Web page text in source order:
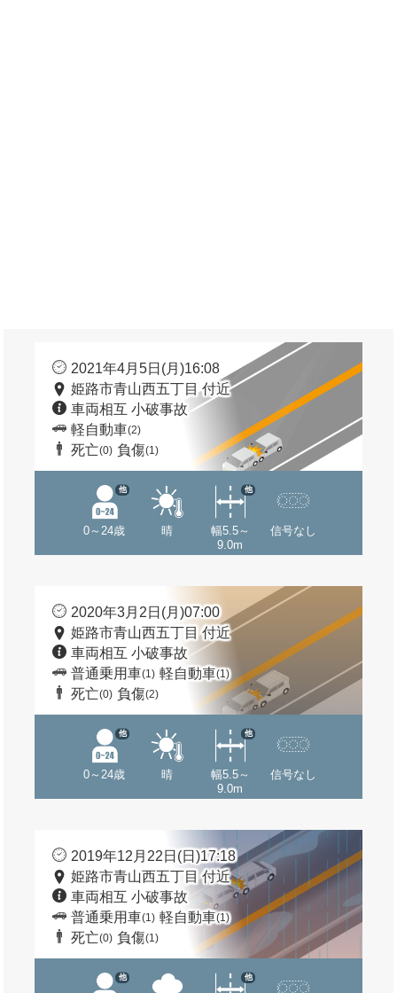
2021年4月5日(月)16:08
姫路市青山西五丁目 付近
車両相互 小破事故
軽自動車(2)
死亡(0) 負傷(1)
0～24歳
他
晴
幅5.5～
9.0m
他
信号なし
2020年3月2日(月)07:00
姫路市青山西五丁目 付近
車両相互 小破事故
普通乗用車(1) 軽自動車(1)
死亡(0) 負傷(2)
0～24歳
他
晴
幅5.5～
9.0m
他
信号なし
2019年12月22日(日)17:18
姫路市青山西五丁目 付近
車両相互 小破事故
普通乗用車(1) 軽自動車(1)
死亡(0) 負傷(1)
他 他